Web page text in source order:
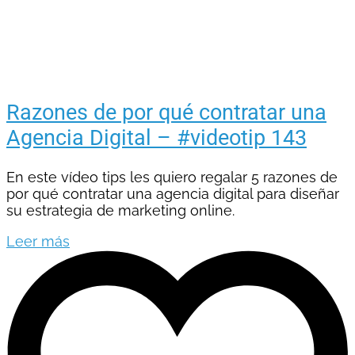
Razones de por qué contratar una
Agencia Digital – #videotip 143
En este vídeo tips les quiero regalar 5 razones de
por qué contratar una agencia digital para diseñar
su estrategia de marketing online.
Leer más